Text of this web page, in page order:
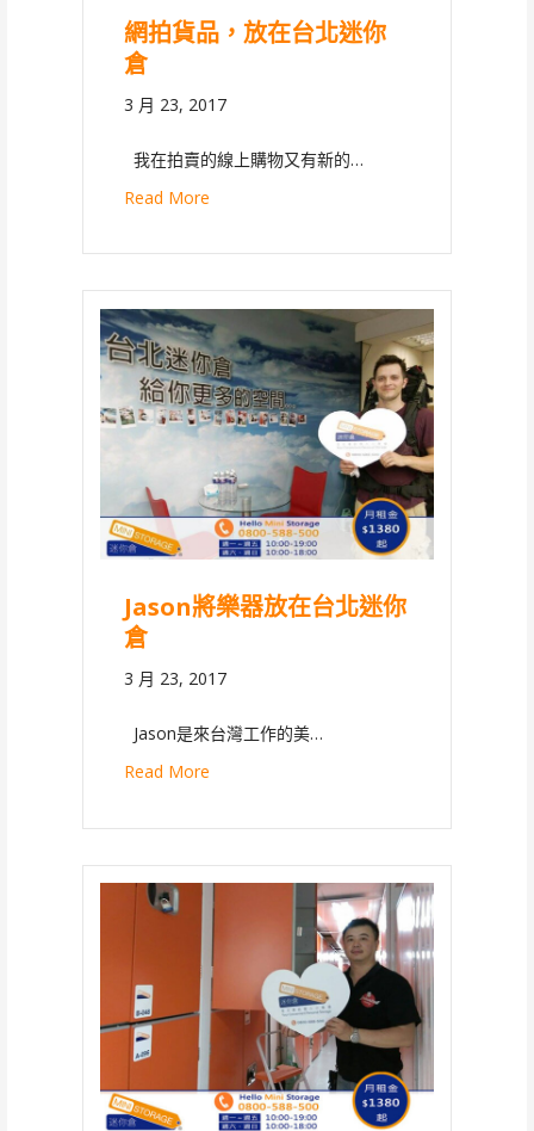
網拍貨品，放在台北迷你
倉
3 月 23, 2017
我在拍賣的線上購物又有新的…
Read More
Jason將樂器放在台北迷你
倉
3 月 23, 2017
Jason是來台灣工作的美…
Read More